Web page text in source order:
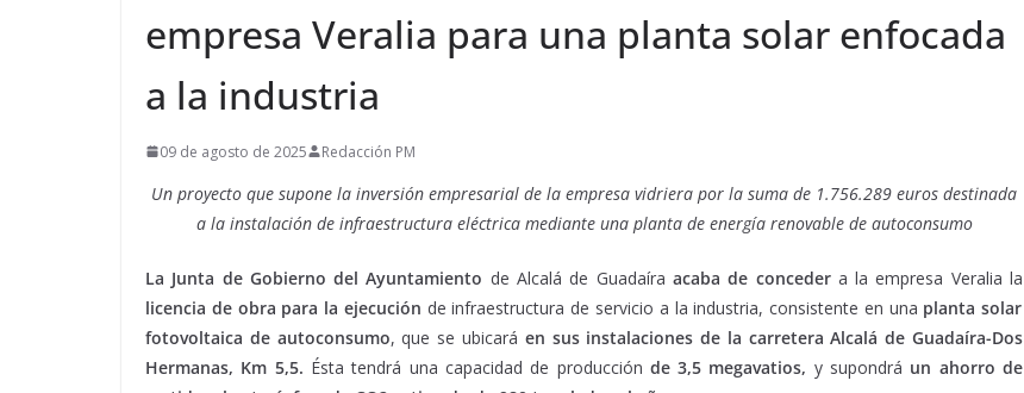
empresa Veralia para una planta solar enfocada
a la industria
09 de agosto de 2025 Redacción PM
Un proyecto que supone la inversión empresarial de la empresa vidriera por la suma de 1.756.289 euros destinada
a la instalación de infraestructura eléctrica mediante una planta de energía renovable de autoconsumo
La Junta de Gobierno del Ayuntamiento de Alcalá de Guadaíra acaba de conceder a la empresa Veralia la
licencia de obra para la ejecución de infraestructura de servicio a la industria, consistente en una planta solar
fotovoltaica de autoconsumo, que se ubicará en sus instalaciones de la carretera Alcalá de Guadaíra-Dos
Hermanas, Km 5,5. Ésta tendrá una capacidad de producción de 3,5 megavatios, y supondrá un ahorro de